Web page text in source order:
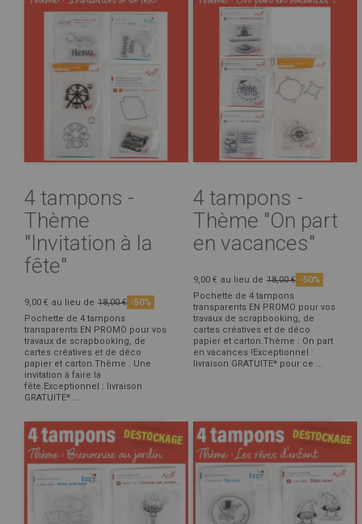
4 tampons -
Thème
"Invitation à la
fête"
9,00 € au lieu de 18,00 € -50%
Pochette de 4 tampons
transparents EN PROMO pour vos
travaux de scrapbooking, de
cartes créatives et de déco
papier et carton.Thème : Une
invitation à faire la
fête.Exceptionnel : livraison
GRATUITE* ...
4 tampons -
Thème "On part
en vacances"
9,00 € au lieu de 18,00 € -50%
Pochette de 4 tampons
transparents EN PROMO pour vos
travaux de scrapbooking, de
cartes créatives et de déco
papier et carton.Thème : On part
en vacances !Exceptionnel :
livraison GRATUITE* pour ce ...